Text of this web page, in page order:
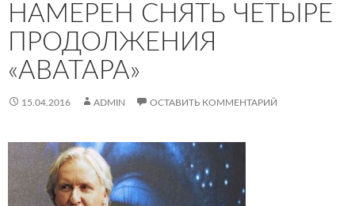
НАМЕРЕН СНЯТЬ ЧЕТЫРЕ
ПРОДОЛЖЕНИЯ
«АВАТАРА»
15.04.2016 ADMIN ОСТАВИТЬ КОММЕНТАРИЙ